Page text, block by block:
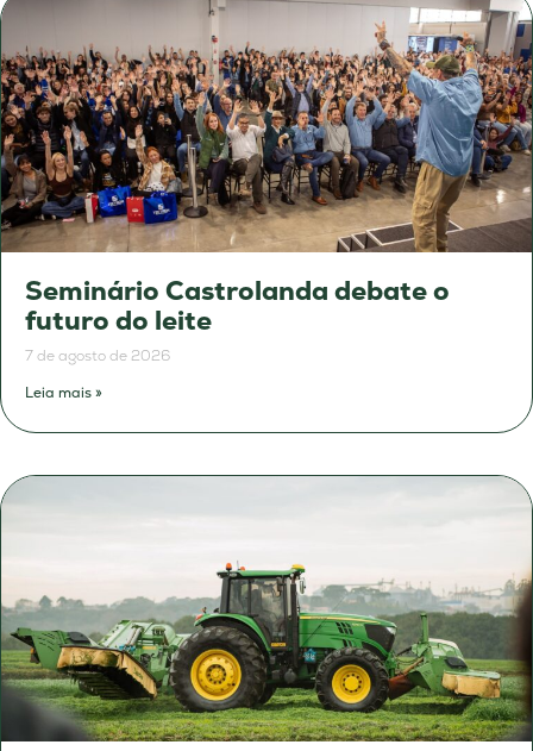
Seminário Castrolanda debate o
futuro do leite
7 de agosto de 2026
Leia mais »